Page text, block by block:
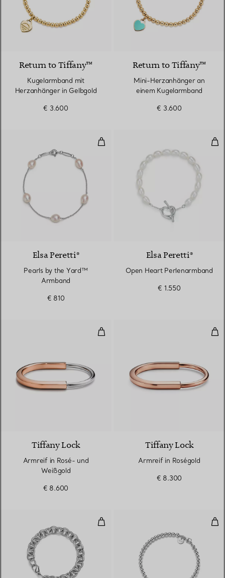
Return to Tiffany™
Kugelarmband mit
Herzanhänger in Gelbgold
€ 3.600
Return to Tiffany™
Mini-Herzanhänger an
einem Kugelarmband
€ 3.600
Pearls by the Yard™ Armband
Elsa Peretti®
Pearls by the Yard™
Armband
€ 810
Elsa Peretti®
Open Heart Perlenarmband
€ 1.550
Armreif in Rosé- und Weißgold
Tiffany Lock
Armreif in Rosé- und
Weißgold
€ 8.600
Tiffany Lock
Armreif in Roségold
€ 8.300
Armband mit Herzanhänger in